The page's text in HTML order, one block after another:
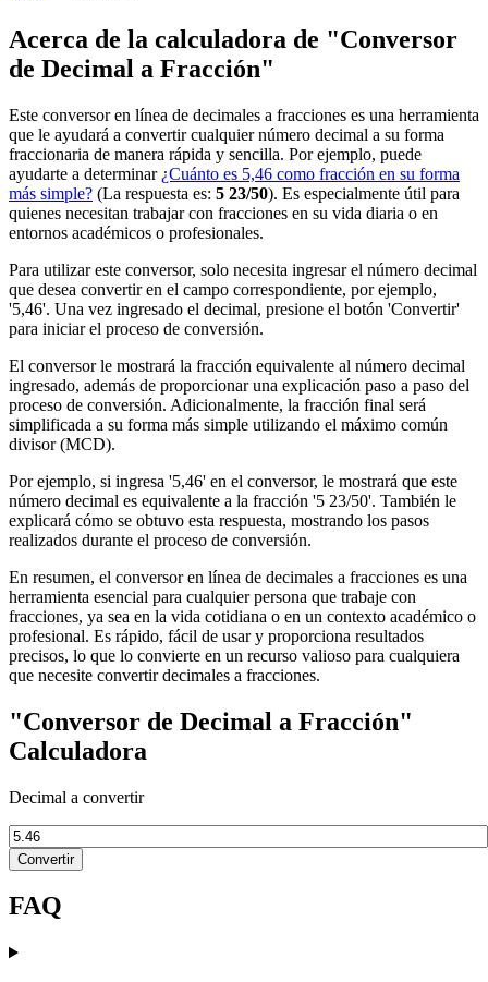
Acerca de la calculadora de "Conversor
de Decimal a Fracción"
Este conversor en línea de decimales a fracciones es una herramienta
que le ayudará a convertir cualquier número decimal a su forma
fraccionaria de manera rápida y sencilla. Por ejemplo, puede
ayudarte a determinar ¿Cuánto es 5,46 como fracción en su forma
más simple? (La respuesta es: 5 23/50). Es especialmente útil para
quienes necesitan trabajar con fracciones en su vida diaria o en
entornos académicos o profesionales.
Para utilizar este conversor, solo necesita ingresar el número decimal
que desea convertir en el campo correspondiente, por ejemplo,
'5,46'. Una vez ingresado el decimal, presione el botón 'Convertir'
para iniciar el proceso de conversión.
El conversor le mostrará la fracción equivalente al número decimal
ingresado, además de proporcionar una explicación paso a paso del
proceso de conversión. Adicionalmente, la fracción final será
simplificada a su forma más simple utilizando el máximo común
divisor (MCD).
Por ejemplo, si ingresa '5,46' en el conversor, le mostrará que este
número decimal es equivalente a la fracción '5 23/50'. También le
explicará cómo se obtuvo esta respuesta, mostrando los pasos
realizados durante el proceso de conversión.
En resumen, el conversor en línea de decimales a fracciones es una
herramienta esencial para cualquier persona que trabaje con
fracciones, ya sea en la vida cotidiana o en un contexto académico o
profesional. Es rápido, fácil de usar y proporciona resultados
precisos, lo que lo convierte en un recurso valioso para cualquiera
que necesite convertir decimales a fracciones.
"Conversor de Decimal a Fracción"
Calculadora
Decimal a convertir
Convertir
FAQ